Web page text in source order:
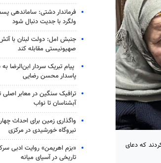
که دعای
فرماندار دشتی: ساماندهی
ولگرد با جدیت دنبال شود
جنبش امل: دولت لبنان با
صهیونیستی مقابله کند
پیام تبریک سردار ابن‌الرضا
پاسدار محسن رضایی
ترافیک سنگین در معابر اصلی
آبشناسان تا نواب
واگذاری زمین برای احداث
نیروگاه خورشیدی در مرکزی
«بزم اهریمن» روایت ادبی
تاریخی در آسیای میانه